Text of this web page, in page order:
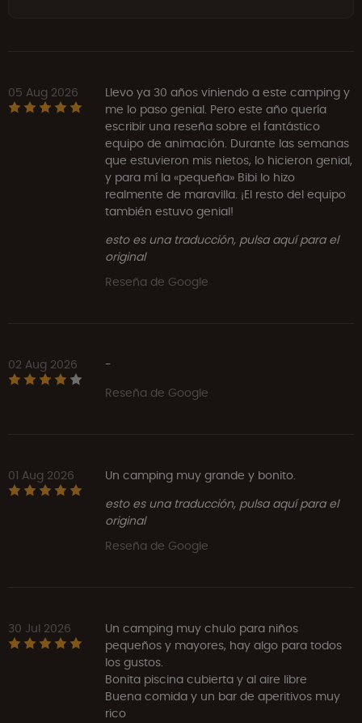
05 Aug 2026
Llevo ya 30 años viniendo a este camping y
me lo paso genial. Pero este año quería
escribir una reseña sobre el fantástico
equipo de animación. Durante las semanas
que estuvieron mis nietos, lo hicieron genial,
y para mí la «pequeña» Bibi lo hizo
realmente de maravilla. ¡El resto del equipo
también estuvo genial!
esto es una traducción, pulsa aquí para el
original
Reseña de Google
02 Aug 2026
-
Reseña de Google
01 Aug 2026
Un camping muy grande y bonito.
esto es una traducción, pulsa aquí para el
original
Reseña de Google
30 Jul 2026
Un camping muy chulo para niños
pequeños y mayores, hay algo para todos
los gustos.
Bonita piscina cubierta y al aire libre
Buena comida y un bar de aperitivos muy
rico